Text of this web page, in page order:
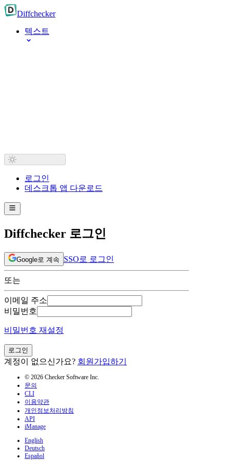
Diffchecker
텍스트
로그인
데스크톱 앱 다운로드
Diffchecker 로그인
Google로 계속 SSO로 로그인
또는
이메일 주소
비밀번호
비밀번호 재설정
로그인
계정이 없으신가요? 회원가입하기
© 2026 Checker Software Inc.
문의
CLI
이용약관
개인정보처리방침
API
iManage
English
Deutsch
Español